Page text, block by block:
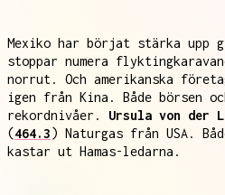
Mexiko har börjat stärka upp
stoppar numera
norrut. Och amerikanska
igen från Kina. Både börsen
rekordnivåer. Ursula von der
(464.3) Naturgas från USA.
kastar ut Hamas-ledarna.